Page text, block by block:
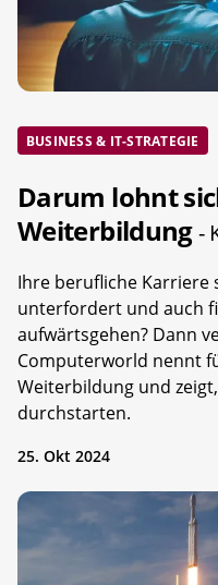
BUSINESS & IT-STRATEGIE
Darum lohnt
Weiterbildung-
Ihre berufliche Karriere
unterfordert und auch
aufwärtsgehen? Dann
Computerworld nennt
Weiterbildung und
durchstarten.
25. Okt 2024